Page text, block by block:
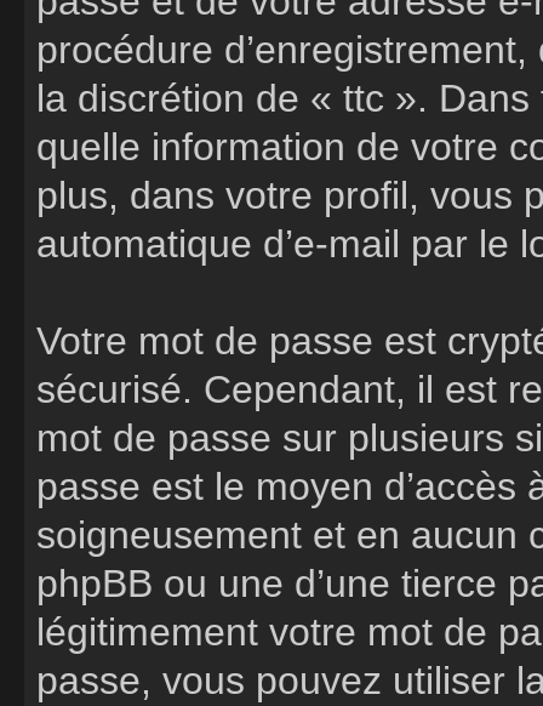
procédure
la discrétion de « ttc ».
quelle information de votre
plus, dans votre profil, vous
automatique d’e-mail par le
Votre mot de passe est
sécurisé. Cependant, il est
mot de passe sur plusieurs
passe est le moyen
soigneusement et en aucun
phpBB ou une d’une tierce
légitimement votre mot de
passe, vous pouvez utiliser